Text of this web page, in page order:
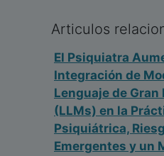
Articulos
El Psiquiatra
Integración de
Lenguaje de Gran
(LLMs) en la
Psiquiátrica,
Emergentes y un